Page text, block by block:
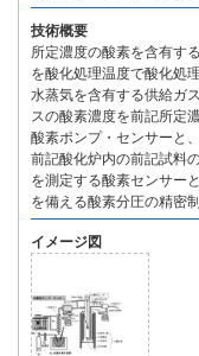
技術概要
所定濃度の酸素を含有す
を酸化処理温度で酸化処
水蒸気を含有する供給ガ
スの酸素濃度を前記所定
酸素ポンプ・センサーと、
前記酸化炉内の前記試料
を測定する酸素センサーと
を備える酸素分圧の精密
イメージ図